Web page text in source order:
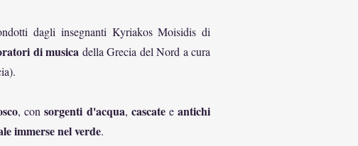
dagli insegnanti Kyriakos Moisidis di
di musica della Grecia del Nord a cura
, consorgenti d'acqua, cascateeantichi
immerse nel verde.